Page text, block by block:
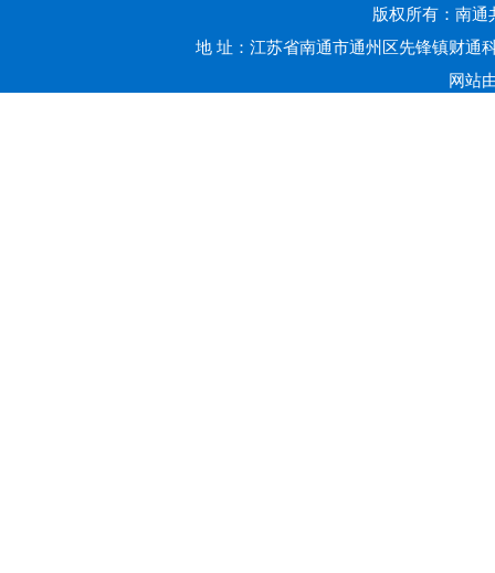
版权所有：南通
地 址：江苏省南通市通州区先锋镇财通
网站